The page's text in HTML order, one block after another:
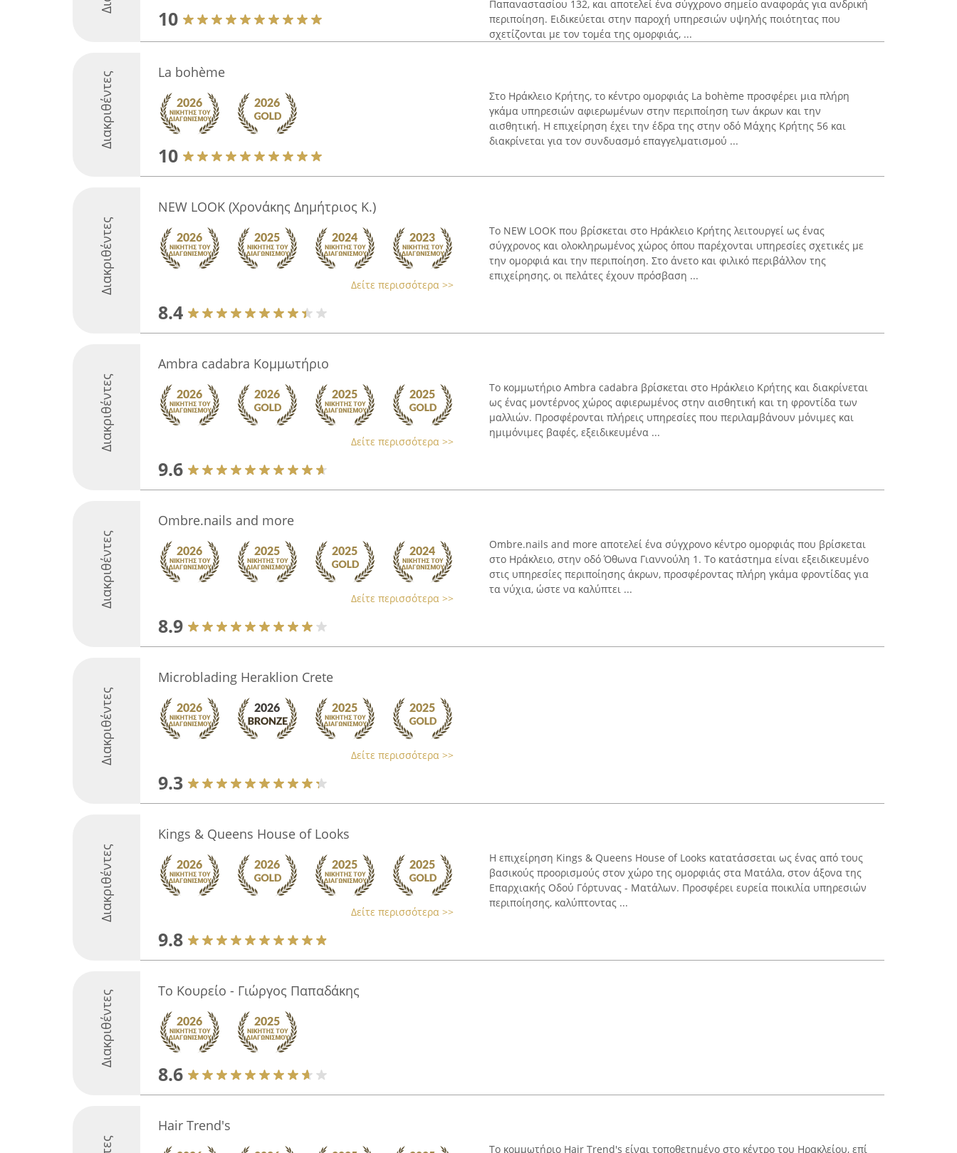
10
Παπαναστασίου 132, και αποτελεί ένα σύγχρονο σημείο αναφοράς για ανδρική
περιποίηση. Ειδικεύεται στην παροχή υπηρεσιών υψηλής ποιότητας που
σχετίζονται με τον τομέα της ομορφιάς, ...
Διακριθέντες La bohème
10
Στο Ηράκλειο Κρήτης, το κέντρο ομορφιάς La bohème προσφέρει μια πλήρη
γκάμα υπηρεσιών αφιερωμένων στην περιποίηση των άκρων και την
αισθητική. Η επιχείρηση έχει την έδρα της στην οδό Μάχης Κρήτης 56 και
διακρίνεται για τον συνδυασμό επαγγελματισμού ...
Διακριθέντες
NEW LOOK (Χρονάκης Δημήτριος Κ.)
Δείτε περισσότερα >>
8.4
Το NEW LOOK που βρίσκεται στο Ηράκλειο Κρήτης λειτουργεί ως ένας
σύγχρονος και ολοκληρωμένος χώρος όπου παρέχονται υπηρεσίες σχετικές με
την ομορφιά και την περιποίηση. Στο άνετο και φιλικό περιβάλλον της
επιχείρησης, οι πελάτες έχουν πρόσβαση ...
Διακριθέντες
Ambra cadabra Κομμωτήριο
Δείτε περισσότερα >>
9.6
Το κομμωτήριο Ambra cadabra βρίσκεται στο Ηράκλειο Κρήτης και διακρίνεται
ως ένας μοντέρνος χώρος αφιερωμένος στην αισθητική και τη φροντίδα των
μαλλιών. Προσφέρονται πλήρεις υπηρεσίες που περιλαμβάνουν μόνιμες και
ημιμόνιμες βαφές, εξειδικευμένα ...
Διακριθέντες
Ombre.nails and more
Δείτε περισσότερα >>
8.9
Ombre.nails and more αποτελεί ένα σύγχρονο κέντρο ομορφιάς που βρίσκεται
στο Ηράκλειο, στην οδό Όθωνα Γιαννούλη 1. Το κατάστημα είναι εξειδικευμένο
στις υπηρεσίες περιποίησης άκρων, προσφέροντας πλήρη γκάμα φροντίδας για
τα νύχια, ώστε να καλύπτει ...
Διακριθέντες
Microblading Heraklion Crete
Δείτε περισσότερα >>
9.3
Διακριθέντες
Kings & Queens House of Looks
Δείτε περισσότερα >>
9.8
Η επιχείρηση Kings & Queens House of Looks κατατάσσεται ως ένας από τους
βασικούς προορισμούς στον χώρο της ομορφιάς στα Ματάλα, στον άξονα της
Επαρχιακής Οδού Γόρτυνας - Ματάλων. Προσφέρει ευρεία ποικιλία υπηρεσιών
περιποίησης, καλύπτοντας ...
Διακριθέντες Το Κουρείο - Γιώργος Παπαδάκης
8.6
Hair Trend's
Το κομμωτήριο Hair Trend's είναι τοποθετημένο στο κέντρο του Ηρακλείου, επί